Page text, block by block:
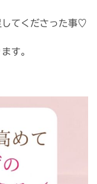
てくださった事♡
す。